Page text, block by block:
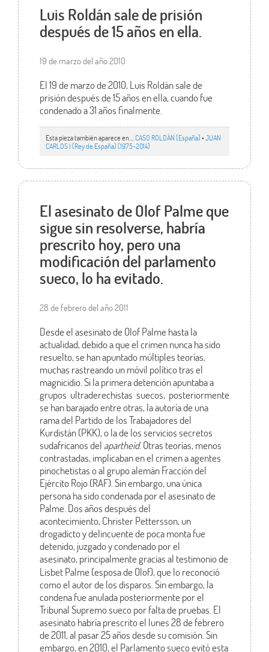
Luis Roldán sale de prisión
después de 15 años en ella.
19 de marzo del año 2010
El 19 de marzo de 2010, Luis Roldán sale de
prisión después de 15 años en ella, cuando fue
condenado a 31 años finalmente.
Esta pieza también aparece en ... CASO ROLDÁN (España)•JUAN
CARLOS I (Rey de España) (1975-2014)
El asesinato de Olof Palme que
sigue sin resolverse, habría
prescrito hoy, pero una
modificación del parlamento
sueco, lo ha evitado.
28 de febrero del año 2011
Desde el asesinato de Olof Palme hasta la
actualidad, debido a que el crimen nunca ha sido
resuelto, se han apuntado múltiples teorías,
muchas rastreando un móvil político tras el
magnicidio. Si la primera detención apuntaba a
grupos ultraderechistas suecos, posteriormente
se han barajado entre otras, la autoría de una
rama del Partido de los Trabajadores del
Kurdistán (PKK), o la de los servicios secretos
sudafricanos del apartheid. Otras teorías, menos
contrastadas, implicaban en el crimen a agentes
pinochetistas o al grupo alemán Fracción del
Ejército Rojo (RAF). Sin embargo, una única
persona ha sido condenada por el asesinato de
Palme. Dos años después del
acontecimiento, Christer Pettersson, un
drogadicto y delincuente de poca monta fue
detenido, juzgado y condenado por el
asesinato, principalmente gracias al testimonio de
Lisbet Palme (esposa de Olof), que lo reconoció
como el autor de los disparos. Sin embargo, la
condena fue anulada posteriormente por el
Tribunal Supremo sueco por falta de pruebas. El
asesinato habría prescrito el lunes 28 de febrero
de 2011, al pasar 25 años desde su comisión. Sin
embargo, en 2010, el Parlamento sueco evitó esta